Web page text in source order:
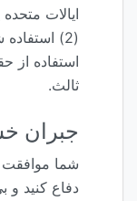
ایالات
(2)
استفاده
ثالث.
جبران
شما موافقت